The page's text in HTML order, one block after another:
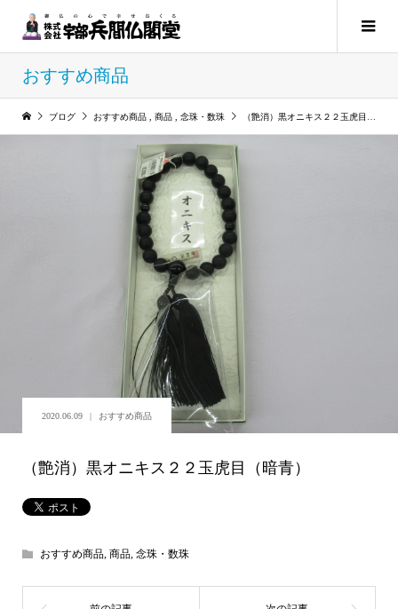
おすすめ商品
ブログ おすすめ商品 商品 念珠・数珠 （艶消）黒オニキス２２玉虎目（暗青）
2020.06.09 おすすめ商品
（艶消）黒オニキス２２玉虎目（暗青）
おすすめ商品, 商品, 念珠・数珠